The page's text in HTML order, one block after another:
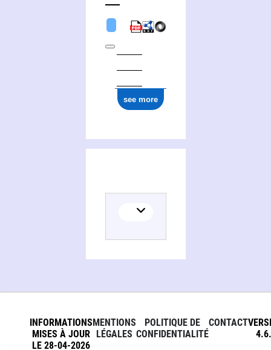
see more
INFORMATIONS
MISES À JOUR
LE 28-04-2026
MENTIONS
LÉGALES
POLITIQUE DE
CONFIDENTIALITÉ
CONTACT